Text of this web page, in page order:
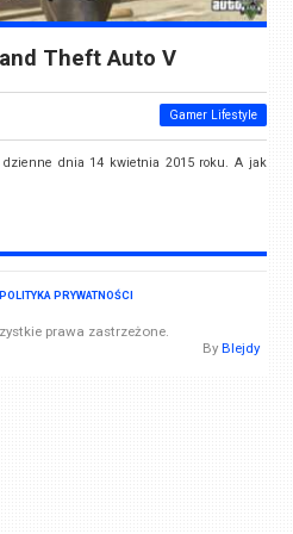
Theft Auto V
Gamer Lifestyle
dzienne dnia 14 kwietnia 2015 roku. A jak
POLITYKA PRYWATNOŚCI
prawa zastrzeżone.
By Blejdy